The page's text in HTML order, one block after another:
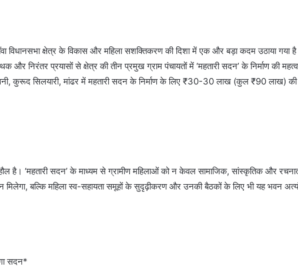
क्षेत्र के विकास और महिला सशक्तिकरण की दिशा में एक और बड़ा कदम उठाया गया
निरंतर प्रयासों से क्षेत्र की तीन प्रमुख ग्राम पंचायतों में ‘महतारी सदन’ के निर्माण की
कुरूद सिलयारी, मांढर में महतारी सदन के निर्माण के लिए ₹30-30 लाख (कुल ₹90 लाख) की
है। ‘महतारी सदन’ के माध्यम से ग्रामीण महिलाओं को न केवल सामाजिक, सांस्कृतिक और
मिलेगा, बल्कि महिला स्व-सहायता समूहों के सुदृढ़ीकरण और उनकी बैठकों के लिए भी यह भवन
सदन*